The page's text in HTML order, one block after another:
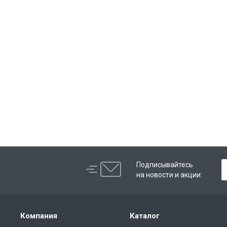
Подписывайтесь
на новости и акции:
Компания Каталог